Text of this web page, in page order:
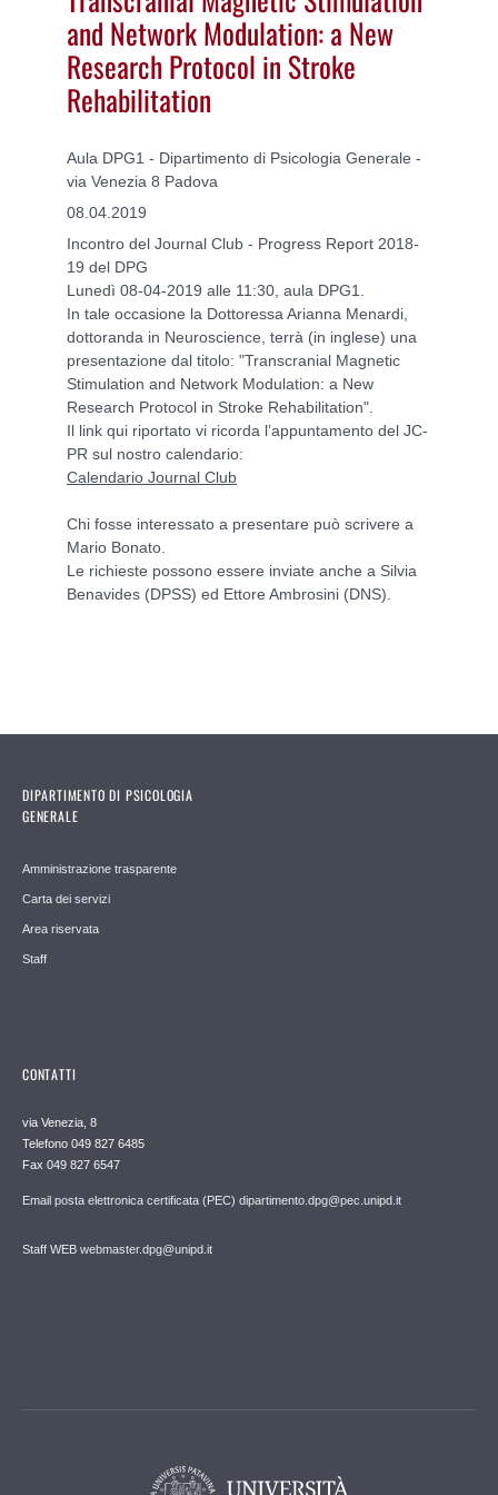
and Network Modulation: a New
Research Protocol in Stroke
Rehabilitation
Aula DPG1 - Dipartimento di Psicologia Generale -
via Venezia 8 Padova
08.04.2019
Incontro del Journal Club - Progress Report 2018-
19 del DPG
Lunedì 08-04-2019 alle 11:30, aula DPG1.
In tale occasione la Dottoressa Arianna Menardi,
dottoranda in Neuroscience, terrà (in inglese) una
presentazione dal titolo: "Transcranial Magnetic
Stimulation and Network Modulation: a New
Research Protocol in Stroke Rehabilitation".
Il link qui riportato vi ricorda l’appuntamento del JC-
PR sul nostro calendario:
Calendario Journal Club
Chi fosse interessato a presentare può scrivere a
Mario Bonato.
Le richieste possono essere inviate anche a Silvia
Benavides (DPSS) ed Ettore Ambrosini (DNS).
DIPARTIMENTO DI PSICOLOGIA
GENERALE
Amministrazione trasparente
Carta dei servizi
Area riservata
Staff
CONTATTI
via Venezia, 8
Telefono 049 827 6485
Fax 049 827 6547
Email posta elettronica certificata (PEC) dipartimento.dpg@pec.unipd.it
Staff WEB webmaster.dpg@unipd.it